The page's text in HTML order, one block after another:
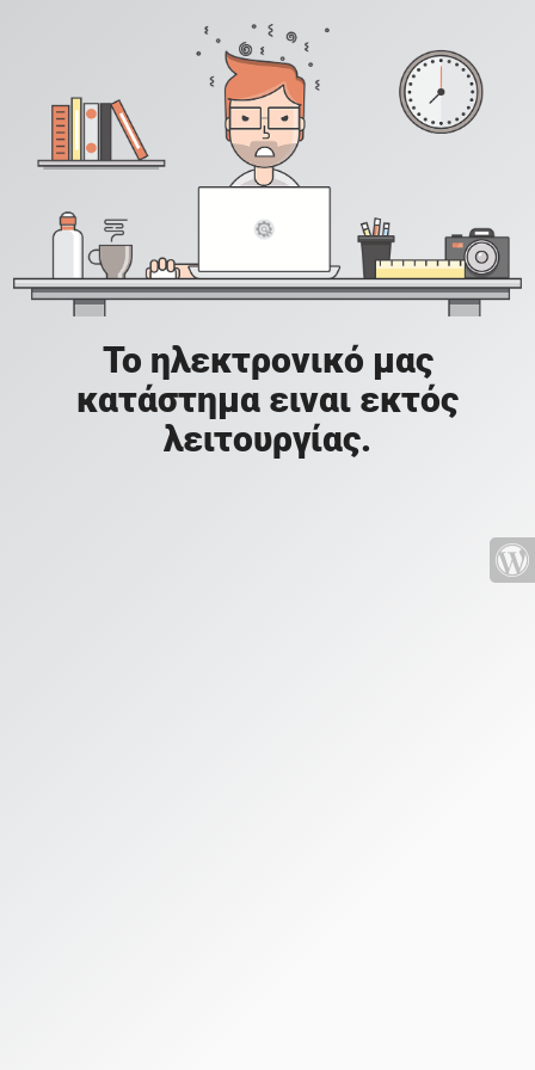
Το ηλεκτρονικό μας
κατάστημα ειναι εκτός
λειτουργίας.